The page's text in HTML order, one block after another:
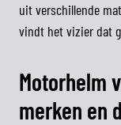
uit verschillende
vindt het vizier dat
Motorhelm
merken en